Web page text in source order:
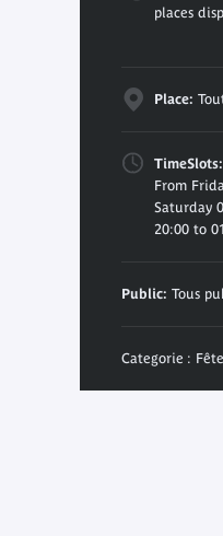
places
Place:
TimeSlots:
From
Saturday
20:00 to
Public: Tous
Categorie :